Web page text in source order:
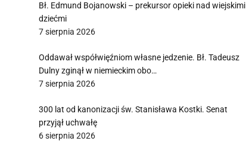
Bł. Edmund Bojanowski – prekursor opieki nad wiejskimi
dziećmi
7 sierpnia 2026
Oddawał współwięźniom własne jedzenie. Bł. Tadeusz
Dulny zginął w niemieckim obo…
7 sierpnia 2026
300 lat od kanonizacji św. Stanisława Kostki. Senat
przyjął uchwałę
6 sierpnia 2026